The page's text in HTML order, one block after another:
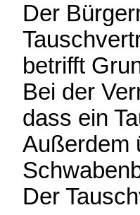
Der
betrifft
Bei der
dass ein
Außerdem
Der